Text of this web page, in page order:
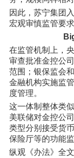
因此，苏宁集团
宏观审慎监管要求
在监管机制上，
审查批准金控公
范围；银保监会
金融机构实施监
度管理。
这一体制整体类
美联储对金控公
类型分别接受货
保险厅等的功能监
纵观《办法》全